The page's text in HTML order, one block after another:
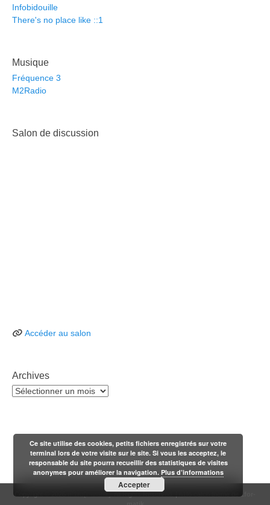
Infobidouille
There's no place like ::1
Musique
Fréquence 3
M2Radio
Salon de discussion
Accéder au salon
Archives
Archives
n'1fo[r-matik]. All Rights Reserved. | n1fo catch theme de
1for-
Ce site utilise des cookies, petits fichiers enregistrés sur votre
terminal lors de votre visite sur le site. Si vous les acceptez, le
responsable du site pourra recueillir des statistiques de visites
anonymes pour améliorer la navigation. Plus d’informations
Accepter